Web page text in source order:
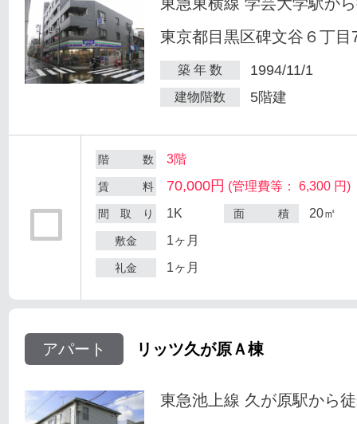
東京都目黒区碑文谷６丁目
築 年 数 1994/11/1
建物階数 5階建
階 数 3階
賃 料 70,000円 (管理費等： 6,300 円)
間 取 り 1K 面 積 20㎡
敷金 1ヶ月
礼金 1ヶ月
アパート リッツ久が原Ａ棟
東急池上線 久が原駅から